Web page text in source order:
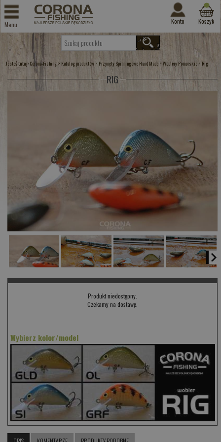
Menu Konto Koszyk
Jesteś tutaj: Corona-Fishing > Katalog produktów > Przynęty Spinningowe Hand Made >Woblery Pomorskie > Rig
RIG
Produkt niedostępny.
Czekamy na dostawę.
Wybierz kolor/model